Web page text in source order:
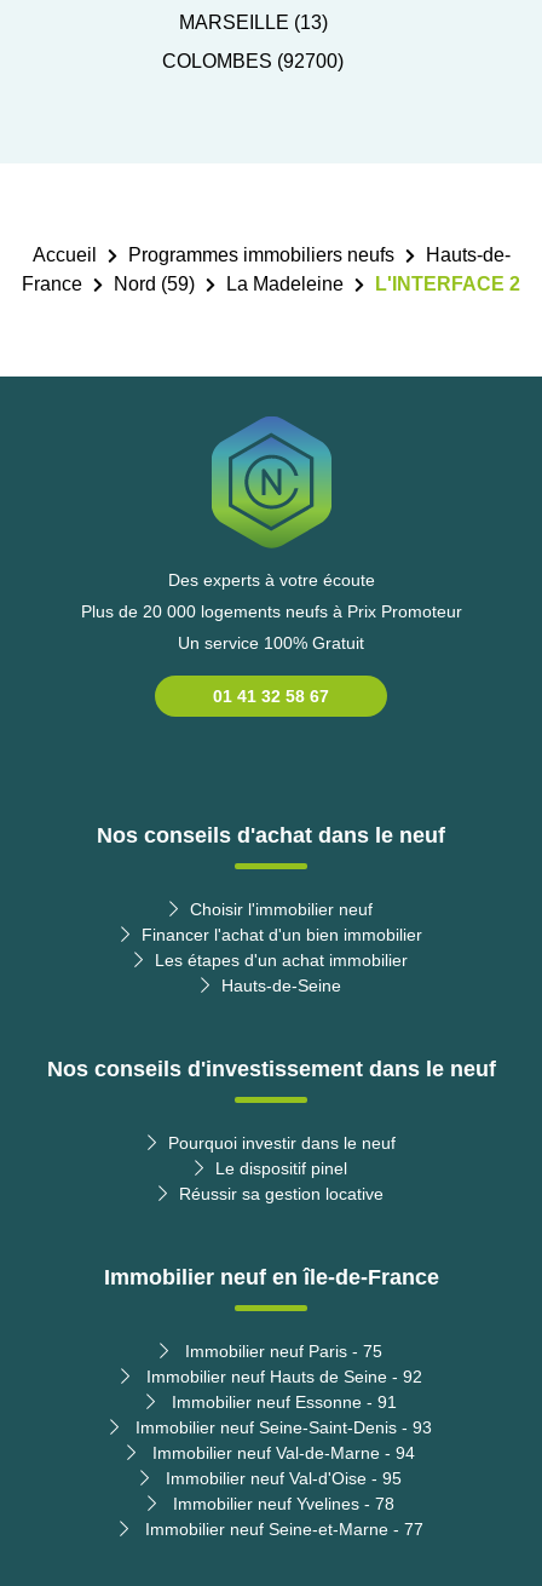
MARSEILLE (13)
COLOMBES (92700)
Accueil Programmes immobiliers neufs
Hauts-de-
France
Nord (59) La Madeleine L'INTERFACE 2
Des experts à votre écoute
Plus de 20 000 logements neufs à Prix Promoteur
Un service 100% Gratuit
01 41 32 58 67
Nos conseils d'achat dans le neuf
Choisir l'immobilier neuf
Financer l'achat d'un bien immobilier
Les étapes d'un achat immobilier
Hauts-de-Seine
Nos conseils d'investissement dans le neuf
Pourquoi investir dans le neuf
Le dispositif pinel
Réussir sa gestion locative
Immobilier neuf en île-de-France
Immobilier neuf Paris - 75
Immobilier neuf Hauts de Seine - 92
Immobilier neuf Essonne - 91
Immobilier neuf Seine-Saint-Denis - 93
Immobilier neuf Val-de-Marne - 94
Immobilier neuf Val-d'Oise - 95
Immobilier neuf Yvelines - 78
Immobilier neuf Seine-et-Marne - 77